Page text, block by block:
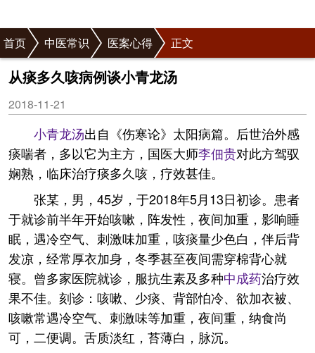
首页 中医常识 医案心得 正文
从痰多久咳病例谈小青龙汤
2018-11-21
小青龙汤出自《伤寒论》太阳病篇。后世治外感
痰喘者，多以它为主方，国医大师李佃贵对此方驾驭
娴熟，临床治疗痰多久咳，疗效甚佳。
张某，男，45岁，于2018年5月13日初诊。患者
于就诊前半年开始咳嗽，阵发性，夜间加重，影响睡
眠，遇冷空气、刺激味加重，咳痰量少色白，伴后背
发凉，经常厚衣加身，冬季甚至夜间需穿棉背心就
寝。曾多家医院就诊，服抗生素及多种中成药治疗效
果不佳。刻诊：咳嗽、少痰、背部怕冷、欲加衣被、
咳嗽常遇冷空气、刺激味等加重，夜间重，纳食尚
可，二便调。舌质淡红，苔薄白，脉沉。